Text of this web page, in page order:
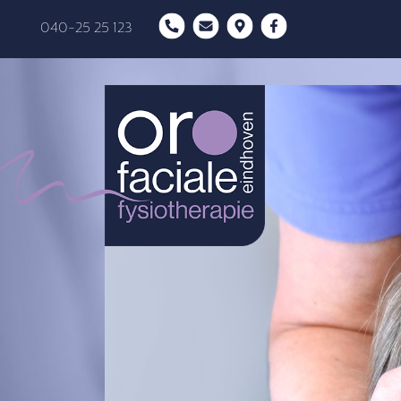
040-25 25 123